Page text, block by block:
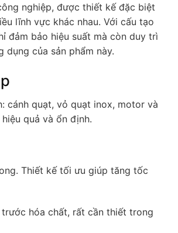
nghiệp, được thiết kế đặc biệt
lĩnh vực khác nhau. Với cấu tạo
đảm bảo hiệu suất mà còn duy trì
của sản phẩm này.
cánh quạt, vỏ quạt inox, motor và
quả và ổn định.
Thiết kế tối ưu giúp tăng tốc
hóa chất, rất cần thiết trong